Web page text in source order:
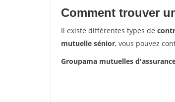
Comment trouver
Il existe différentes types de
mutuelle sénior, vous pouvez
Groupama mutuelles